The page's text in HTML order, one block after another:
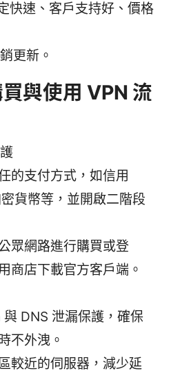
快速、客戶支持好、價格
更新。
與使用 VPN 流
的支付方式，如信用
貨幣等，並開啟二階段
眾網路進行購買或登
商店下載官方客戶端。
DNS 泄漏保護，確保
不外洩。
較近的伺服器，減少延